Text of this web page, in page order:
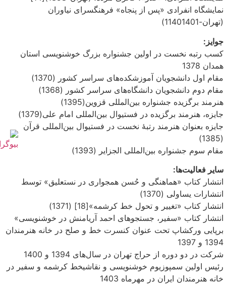
‏نمایشگاه انفرادی «پس از پنجاه» فرهنگسرای نیاوران
(تهران-11401‎401)
جوایز:
کسب رتبه نخست در اولین جشنواره بزرگ خوشنویسی استان
همدان 1378‏
مقام اول دانشجویان آموزشکده‌های سراسر کشور (1370)‏
مقام دوم دانشجویان دانشگاه‌های سراسر کشور (1368)‏
هنرمند برگزیده جشنواره بین‌المللی قزوین(1395)‏
جایزه، هنرمند برگزیده در فستیوال بین‌المللی امام علی(‎1379)‏
جایزه بعنوان هنرمند رتبهٔ نخست در فستیوال بین‌المللی قرآن
(1385)
مقام سوم جشنواره بین‌المللی الجزایر (1393‏)
سایر فعالیت‌ها:‏
‏انتشار کتاب «هماهنگی و حُسن همجواری در نستعلیق» توسط
انتشارات یساولی (1370)
‏انتشار کتاب «تغییر و تحول خط کرشمه»[18] (1371)
‏انتشار کتاب «سفیر، جستجوهای احمد آریامنش در خوشنویسی»
‏برپایی ورکشاپ تحت عنوان کنسرت خط و صلح در خانه هنرمندان
1394 و 1397
‏شرکت در دو دوره از حراج تهران در سال‌های 1394 و 1400
رئیس اولین سمپوزیوم خوشنویسی و نقاشیخط کرشمه و سفیر در
خانه هنرمندان ایران در مهرماه 1403